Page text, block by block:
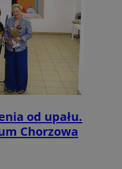
od upału.
Chorzowa